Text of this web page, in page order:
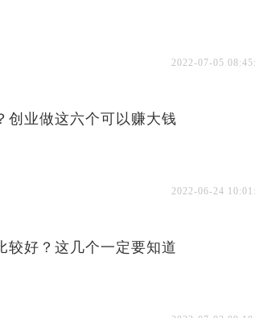
2022-07-05
创业做这六个可以赚大钱
2022-06-24
较好？这几个一定要知道